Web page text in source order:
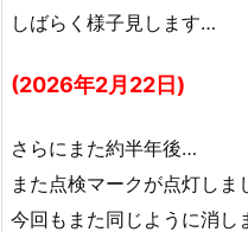
しばらく様子見します…
(2026年2月22日)
さらにまた約半年後…
また点検マークが点灯しま
今回もまた同じように消し